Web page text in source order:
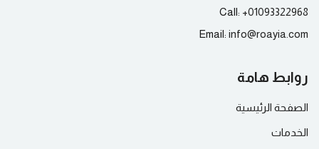
Call: +01093322968
Email: info@roayia.com
روابط هامة
الصفحة الرئيسية
الخدمات